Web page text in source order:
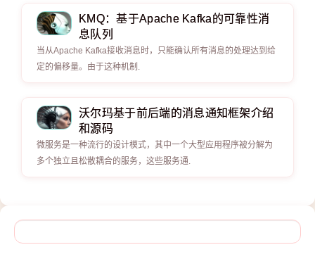
KMQ：基于Apache Kafka的可靠性消
息队列
当从Apache Kafka接收消息时，只能确认所有消息的处理达到给
定的偏移量。由于这种机制.
沃尔玛基于前后端的消息通知框架介绍
和源码
微服务是一种流行的设计模式，其中一个大型应用程序被分解为
多个独立且松散耦合的服务，这些服务通.